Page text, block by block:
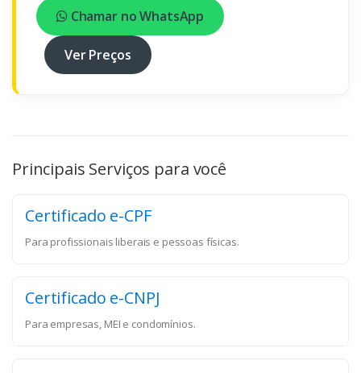
Chamar no WhatsApp
Ver Preços
Principais Serviços para você
Certificado e-CPF
Para profissionais liberais e pessoas físicas.
Certificado e-CNPJ
Para empresas, MEI e condomínios.